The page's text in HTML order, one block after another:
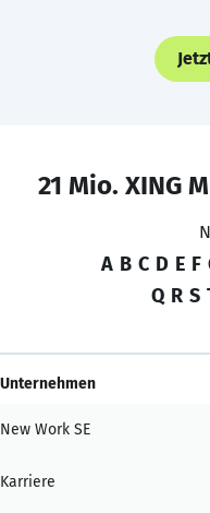
21 Mio. XING
A B C D E F
Q R S
Unternehmen
New Work SE
Karriere